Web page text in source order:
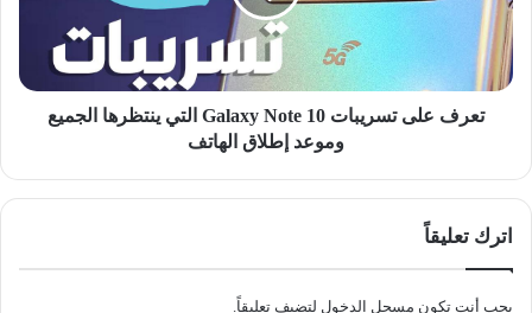
10
التي
ينتظرها
الجميع
وموعد
تعرف على تسريبات Galaxy Note 10 التي ينتظرها الجميع
وموعد إطلاق الهاتف
اترك تعليقاً
يجب أنت تكون مسجل الدخول لتضيف تعليقاً.